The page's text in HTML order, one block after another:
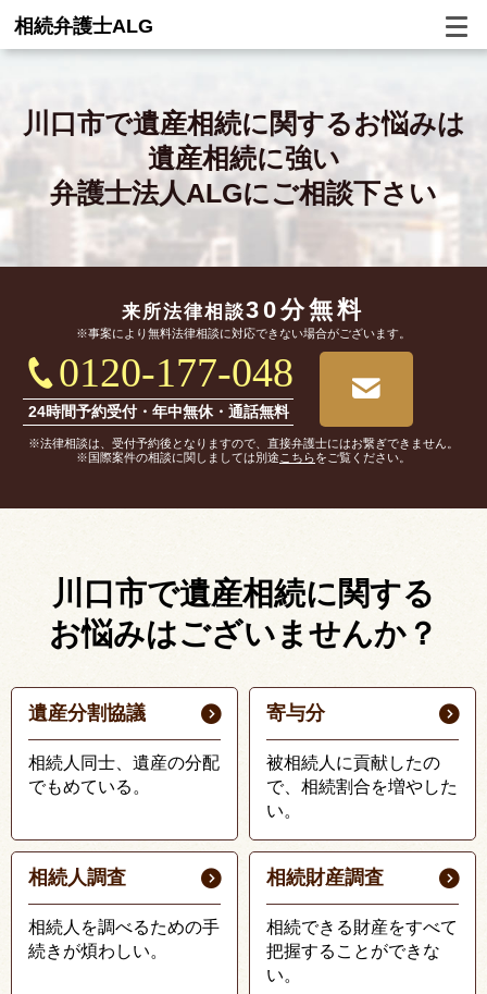
相続弁護士ALG
川口市で遺産相続に関するお悩みは
遺産相続に強い
弁護士法人ALGにご相談下さい
来所法律相談30分無料
※事案により無料法律相談に対応できない場合がございます。
0120-177-048
24時間予約受付・年中無休・通話無料
※法律相談は、受付予約後となりますので、直接弁護士にはお繋ぎできません。
※国際案件の相談に関しましては別途 こちらをご覧ください。
川口市で遺産相続に関する
お悩みはございませんか？
遺産分割協議
相続人同士、遺産の分配
でもめている。
寄与分
被相続人に貢献したの
で、相続割合を増やした
い。
相続人調査
相続人を調べるための手
続きが煩わしい。
相続財産調査
相続できる財産をすべて
把握することができな
い。